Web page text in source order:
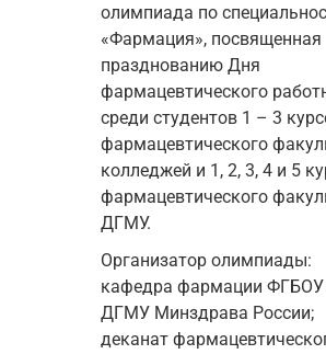
олимпиада по
«Фармация», посвященная
празднованию Дня
фармацевтического
среди студентов 1 – 3
фармацевтического
колледжей и 1, 2, 3, 4 и 5
фармацевтического
ДГМУ.
Организатор олимпиады:
кафедра фармации
ДГМУ Минздрава России;
деканат